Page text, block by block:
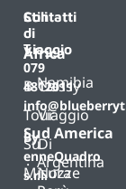
Contatti
T.
079
4812011
By
enneQuadro
s.r.l.
Africa
Namibia
Sud America
Argentina
Stili
di
viaggio
B-
Tour
Su
Misura
Classy
Viaggio
Di
Nozze